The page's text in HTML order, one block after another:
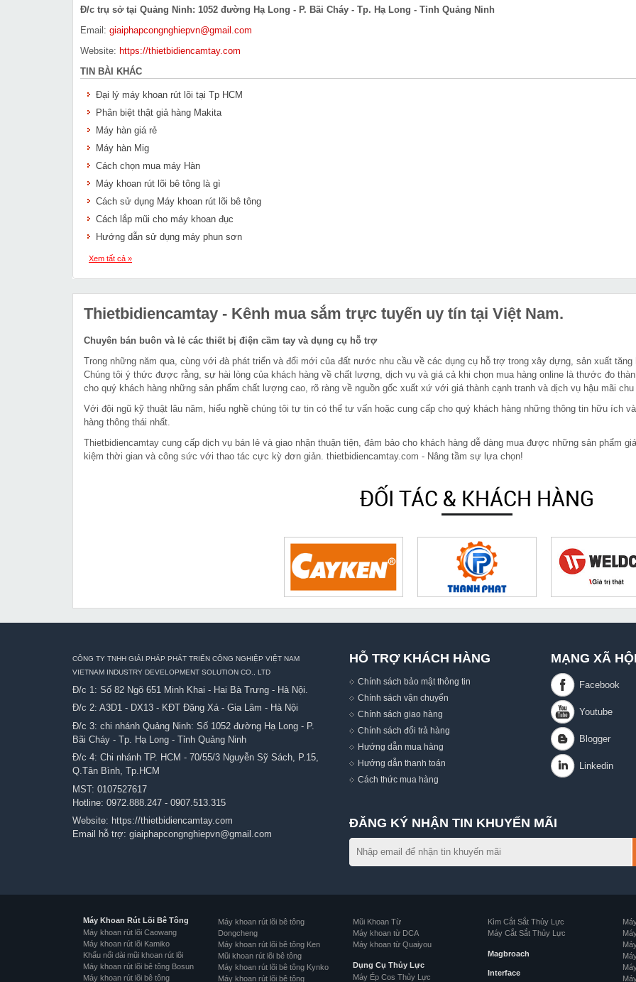
Đ/c trụ sở tại Quảng Ninh: 1052 đường Hạ Long - P. Bãi Cháy - Tp. Hạ Long - Tỉnh Quảng Ninh
Email: giaiphapcongnghiepvn@gmail.com
Website: https://thietbidiencamtay.com
TIN BÀI KHÁC
Đại lý máy khoan rút lõi tại Tp HCM
Phân biệt thật giả hàng Makita
Máy hàn giá rẻ
Máy hàn Mig
Cách chọn mua máy Hàn
Máy khoan rút lõi bê tông là gì
Cách sử dụng Máy khoan rút lõi bê tông
Cách lắp mũi cho máy khoan đục
Hướng dẫn sử dụng máy phun sơn
Xem tất cả »
Thietbidiencamtay - Kênh mua sắm trực tuyến uy tín tại Việt Nam.
Chuyên bán buôn và lẻ các thiết bị điện cầm tay và dụng cụ hỗ trợ
Trong những năm qua, cùng với đà phát triển và đổi mới của đất nước nhu cầu về các dụng cụ hỗ trợ trong xây dựng, sản xuất
Chúng tôi ý thức được rằng, sự hài lòng của khách hàng về chất lượng, dịch vụ và giá cả khi chọn mua hàng online là thước đo
cho quý khách hàng những sản phẩm chất lượng cao, rõ ràng về nguồn gốc xuất xứ với giá thành cạnh tranh và dịch vụ hậu mãi chu
Với đội ngũ kỹ thuật lâu năm, hiểu nghề chúng tôi tự tin có thể tư vấn hoặc cung cấp cho quý khách hàng những thông tin hữu ích
hàng thông thái nhất.
Thietbidiencamtay cung cấp dịch vụ bán lẻ và giao nhận thuận tiện, đảm bảo cho khách hàng dễ dàng mua được những sản phẩm
kiệm thời gian và công sức với thao tác cực kỳ đơn giản. thietbidiencamtay.com - Nâng tầm sự lựa chọn!
ĐỐI TÁC & KHÁCH HÀNG
CÔNG TY TNHH GIẢI PHÁP PHÁT TRIỂN CÔNG NGHIỆP VIỆT NAM
VIETNAM INDUSTRY DEVELOPMENT SOLUTION CO., LTD
Đ/c 1: Số 82 Ngõ 651 Minh Khai - Hai Bà Trưng - Hà Nội.
Đ/c 2: A3D1 - DX13 - KĐT Đặng Xá - Gia Lâm - Hà Nội
Đ/c 3: chi nhánh Quảng Ninh: Số 1052 đường Hạ Long - P.
Bãi Cháy - Tp. Hạ Long - Tỉnh Quảng Ninh
Đ/c 4: Chi nhánh TP. HCM - 70/55/3 Nguyễn Sỹ Sách, P.15,
Q.Tân Bình, Tp.HCM
MST: 0107527617
Hotline: 0972.888.247 - 0907.513.315
Website: https://thietbidiencamtay.com
Email hỗ trợ: giaiphapcongnghiepvn@gmail.com
HỖ TRỢ KHÁCH HÀNG
Chính sách bảo mật thông tin
Chính sách vận chuyển
Chính sách giao hàng
Chính sách đổi trả hàng
Hướng dẫn mua hàng
Hướng dẫn thanh toán
Cách thức mua hàng
MẠNG XÃ HỘI
ĐĂNG KÝ NHẬN TIN KHUYẾN MÃI
Máy Khoan Rút Lõi Bê Tông
Máy khoan rút lõi Caowang
Máy khoan rút lõi Kamiko
Khẩu nối dài mũi khoan rút lõi
Máy khoan rút lõi bê tông Bosun
Máy khoan rút lõi bê tông
Máy khoan rút lõi bê tông
Dongcheng
Máy khoan rút lõi bê tông Ken
Mũi khoan rút lõi bê tông
Máy khoan rút lõi bê tông Kynko
Máy khoan rút lõi bê tông
Mũi Khoan Từ
Máy khoan từ DCA
Máy khoan từ Quaiyou
Dụng Cụ Thủy Lực
Máy Ép Cos Thủy Lực
Kìm Cắt Sắt Thủy Lực
Máy Cắt Sắt Thủy Lực
Magbroach
Interface